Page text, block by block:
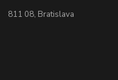
811 08, Bratislava